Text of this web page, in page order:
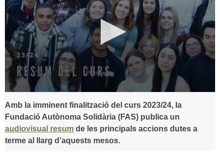
seconds
0
seconds
Amb la imminent finalització del curs 2023/24, la
Fundació Autònoma Solidària (FAS) publica un
audiovisual resum de les principals accions dutes a
terme al llarg d’aquests mesos.